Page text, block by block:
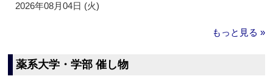
2026年08月04日 (火)
もっと見る »
薬系大学・学部 催し物